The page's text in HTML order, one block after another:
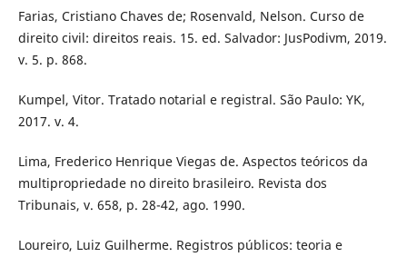
Farias, Cristiano Chaves de; Rosenvald, Nelson. Curso de
direito civil: direitos reais. 15. ed. Salvador: JusPodivm, 2019.
v. 5. p. 868.
Kumpel, Vitor. Tratado notarial e registral. São Paulo: YK,
2017. v. 4.
Lima, Frederico Henrique Viegas de. Aspectos teóricos da
multipropriedade no direito brasileiro. Revista dos
Tribunais, v. 658, p. 28-42, ago. 1990.
Loureiro, Luiz Guilherme. Registros públicos: teoria e